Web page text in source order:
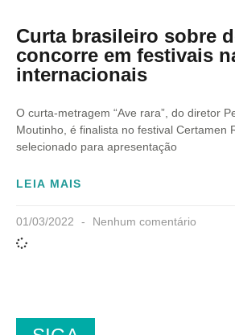
Curta brasileiro sobre
concorre em festivais
internacionais
O curta-metragem “Ave rara”, do diretor
Moutinho, é finalista no festival Certamen
selecionado para apresentação
LEIA MAIS
01/03/2022 Nenhum comentário